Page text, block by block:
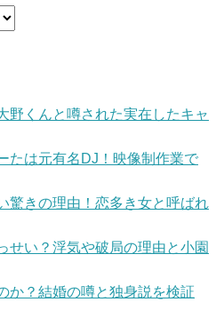
野くんと噂された実在したキャ
たは元有名DJ！映像制作業で
驚きの理由！恋多き女と呼ばれ
せい？浮気や破局の理由と小園
か？結婚の噂と独身説を検証